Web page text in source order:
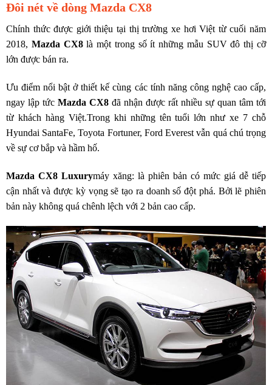
Đôi nét về dòng Mazda CX8
Chính thức được giới thiệu tại thị trường xe hơi Việt từ cuối năm
2018, Mazda CX8là một trong số ít những mẫu SUV đô thị cỡ
lớn được bán ra.
Ưu điểm nổi bật ở thiết kế cùng các tính năng công nghệ cao cấp,
ngay lập tức Mazda CX8 đã nhận được rất nhiều sự quan tâm tới
từ khách hàng Việt.Trong khi những tên tuổi lớn như xe 7 chỗ
Hyundai SantaFe, Toyota Fortuner, Ford Everest vẫn quá chú trọng
về sự cơ bắp và hầm hố.
Mazda CX8 Luxurymáy xăng: là phiên bản có mức giá dễ tiếp
cận nhất và được kỳ vọng sẽ tạo ra doanh số đột phá. Bởi lẽ phiên
bản này không quá chênh lệch với 2 bản cao cấp.